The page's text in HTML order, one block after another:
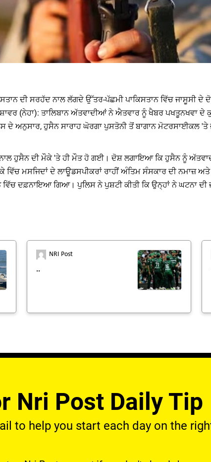
ਦੀ ਸਰਹੱਦ ਨਾਲ ਲੱਗਦੇ ਉੱਤਰ-ਪੱਛਮੀ ਪਾਕਿਸਤਾਨ ਵਿੱਚ ਜਾਸੂਸੀ
(ਨੇਹਾ): ਤਾਲਿਬਾਨ ਅੱਤਵਾਦੀਆਂ ਨੇ ਐਤਵਾਰ ਨੂੰ ਖੈਬਰ ਪਖਤੂਨਖਵਾ
ਅਨੁਸਾਰ, ਹੁਸੈਨ ਸਾਰਾਹ ਘੋਰਗਾ ਪੁਸਤੋਨੀ ਤੋਂ ਬਾਗਾਨ ਮੋਟਰਸਾਈਕਲ 'ਤੇ
ਹੁਸੈਨ ਦੀ ਮੌਕੇ 'ਤੇ ਹੀ ਮੌਤ ਹੋ ਗਈ। ਦੋਸ਼ ਲਗਾਇਆ ਕਿ ਹੁਸੈਨ ਨੂੰ
ਮਸਜਿਦਾਂ ਦੇ ਲਾਊਡਸਪੀਕਰਾਂ ਰਾਹੀਂ ਅੰਤਿਮ ਸੰਸਕਾਰ ਦੀ ਨਮਾਜ਼ ਅਤੇ
ਦਫ਼ਨਾਇਆ ਗਿਆ। ਪੁਲਿਸ ਨੇ ਪੁਸ਼ਟੀ ਕੀਤੀ ਕਿ ਉਨ੍ਹਾਂ ਨੇ ਘਟਨਾ ਦੀ
NRI Post
..
Nri Post Daily Tip
to help you start each day on the